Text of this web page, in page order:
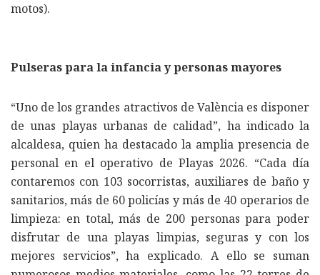
motos).
Pulseras para la infancia y personas mayores
“Uno de los grandes atractivos de València es disponer
de unas playas urbanas de calidad”, ha indicado la
alcaldesa, quien ha destacado la amplia presencia de
personal en el operativo de Playas 2026. “Cada día
contaremos con 103 socorristas, auxiliares de baño y
sanitarios, más de 60 policías y más de 40 operarios de
limpieza: en total, más de 200 personas para poder
disfrutar de una playas limpias, seguras y con los
mejores servicios”, ha explicado. A ello se suman